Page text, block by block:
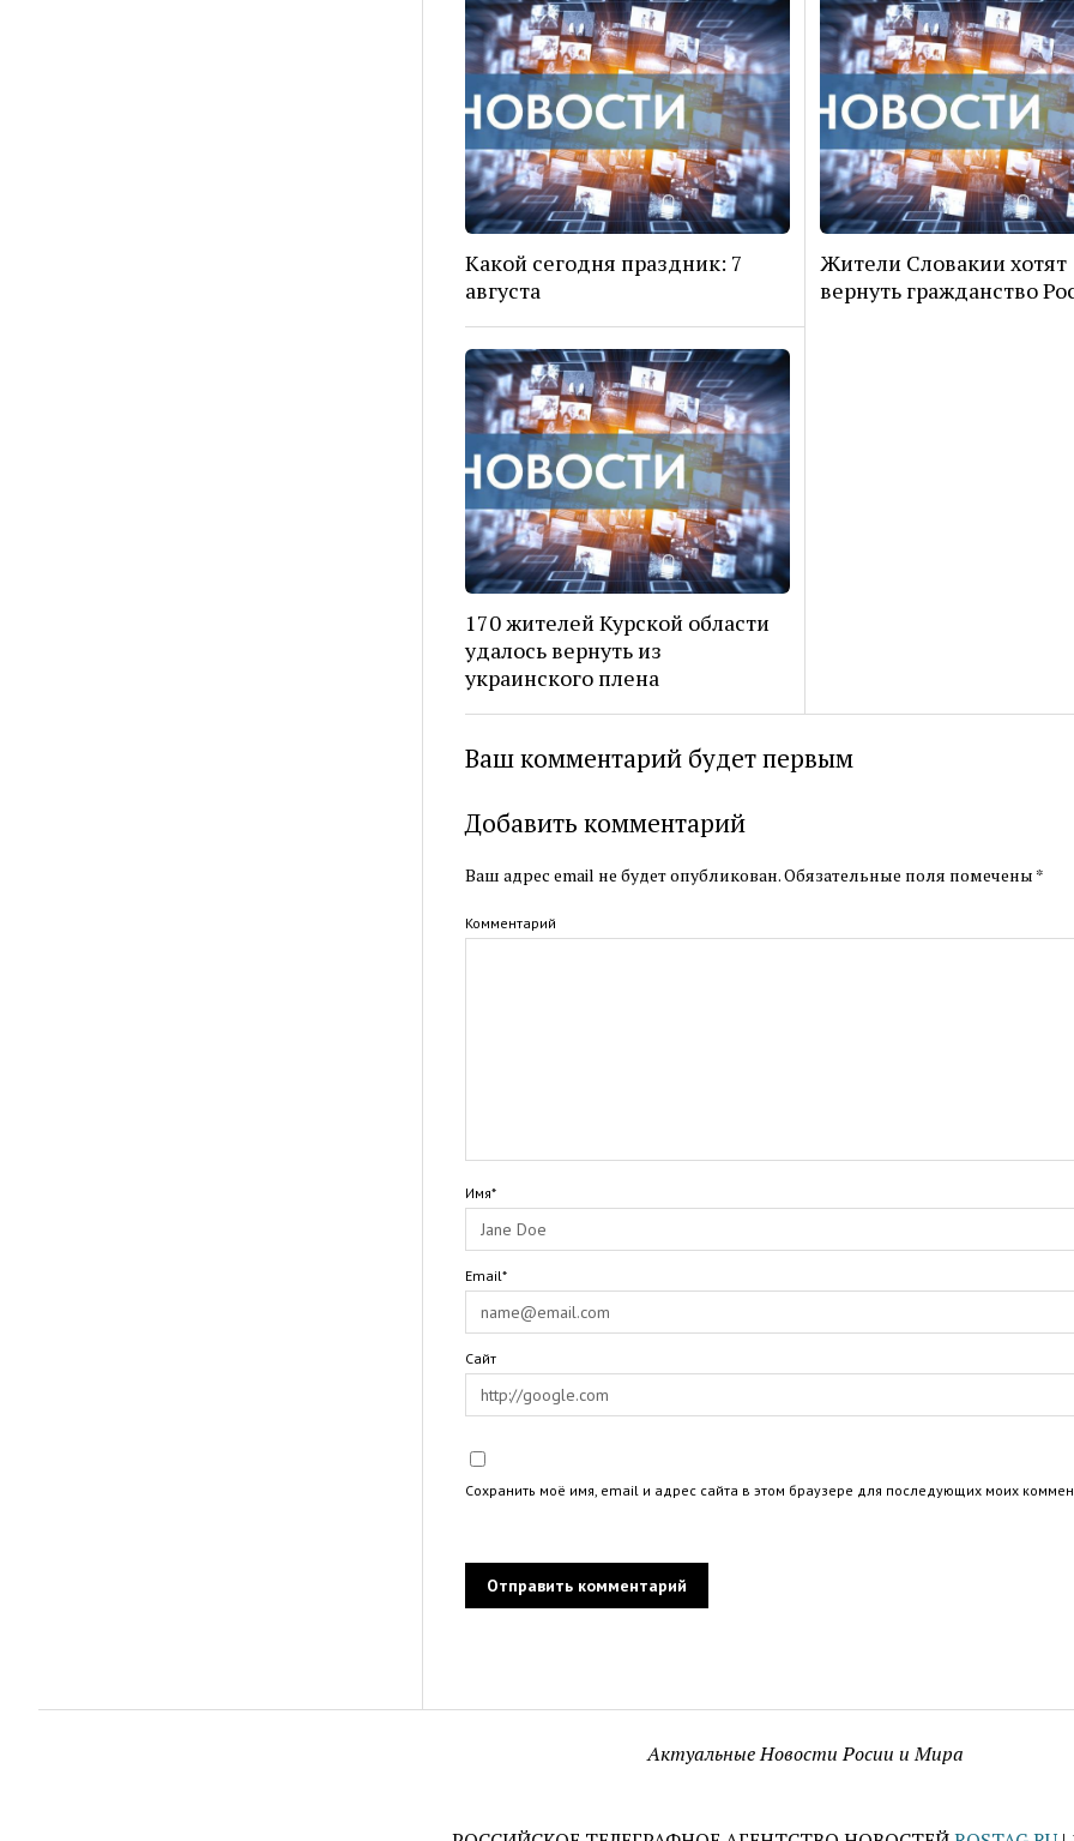
Какой сегодня праздник: 7
августа
Жители Словакии хотят
вернуть гражданство
170 жителей Курской области
удалось вернуть из
украинского плена
Ваш комментарий будет первым
Добавить комментарий
Ваш адрес email не будет опубликован.Обязательные поля помечены *
Комментарий
Имя*
Email*
Сайт
Сохранить моё имя, email и адрес сайта в этом браузере для последующих моих
Актуальные Новости Росии и Мира